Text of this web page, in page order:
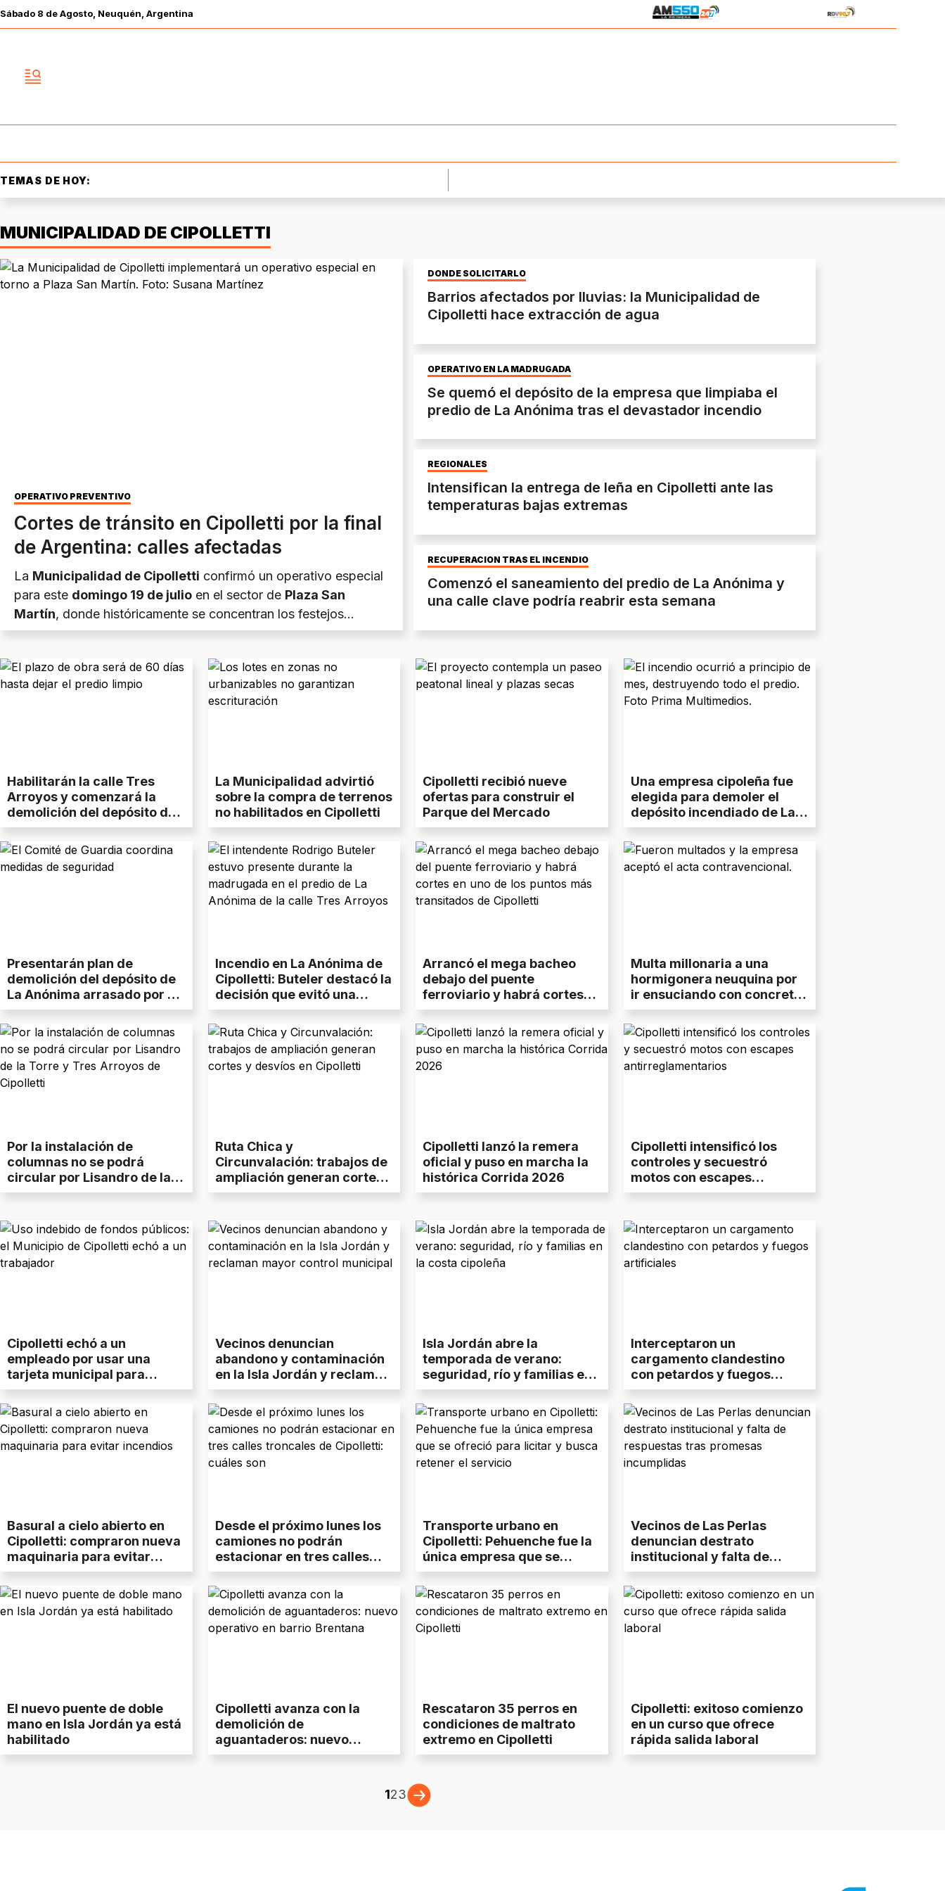
Sábado 8 deAgosto , Neuquén, Argentina
TEMAS DE HOY:
MUNICIPALIDAD DE CIPOLLETTI
OPERATIVO PREVENTIVO
Cortes de tránsito en Cipolletti por la final
de Argentina: calles afectadas
La Municipalidad de Cipolletti confirmó un operativo especial
para este domingo 19 de julio en el sector de Plaza San
Martín, donde históricamente se concentran los festejos
deportivos.
DÓNDE SOLICITARLO
Barrios afectados por lluvias: la Municipalidad de
Cipolletti hace extracción de agua
OPERATIVO EN LA MADRUGADA
Se quemó el depósito de la empresa que limpiaba el
predio de La Anónima tras el devastador incendio
REGIONALES
Intensifican la entrega de leña en Cipolletti ante las
temperaturas bajas extremas
RECUPERACIÓN TRAS EL INCENDIO
Comenzó el saneamiento del predio de La Anónima y
una calle clave podría reabrir esta semana
Habilitarán la calle Tres
Arroyos y comenzará la
demolición del depósito de
La Anónima que se incendió
La Municipalidad advirtió
sobre la compra de terrenos
no habilitados en Cipolletti
Cipolletti recibió nueve
ofertas para construir el
Parque del Mercado
Una empresa cipoleña fue
elegida para demoler el
depósito incendiado de La
Anónima : cuándo
comienzan
Presentarán plan de
demolición del depósito de
La Anónima arrasado por el
fuego
Incendio en La Anónima de
Cipolletti: Buteler destacó la
decisión que evitó una
tragedia
Arrancó el mega bacheo
debajo del puente
ferroviario y habrá cortes
en uno de los puntos más
transitados de Cipolletti
Multa millonaria a una
hormigonera neuquina por
ir ensuciando con concreto
las calles de Cipolletti
Por la instalación de
columnas no se podrá
circular por Lisandro de la
Torre y Tres Arroyos de
Ruta Chica y
Circunvalación: trabajos de
ampliación generan cortes
y desvíos en Cipolletti
Cipolletti lanzó la remera
oficial y puso en marcha la
histórica Corrida 2026
Cipolletti intensificó los
controles y secuestró
motos con escapes
antirreglamentarios
Cipolletti echó a un
empleado por usar una
tarjeta municipal para
cargar combustible
Vecinos denuncian
abandono y contaminación
en la Isla Jordán y reclaman
mayor control municipal
Isla Jordán abre la
temporada de verano:
seguridad, río y familias en
la costa cipoleña
Interceptaron un
cargamento clandestino
con petardos y fuegos
artificiales
Basural a cielo abierto en
Cipolletti: compraron nueva
maquinaria para evitar
incendios
Desde el próximo lunes los
camiones no podrán
estacionar en tres calles
troncales de Cipolletti:
cuáles son
Transporte urbano en
Cipolletti: Pehuenche fue la
única empresa que se
ofreció para licitar y busca
retener el servicio
Vecinos de Las Perlas
denuncian destrato
institucional y falta de
respuestas tras promesas
incumplidas
El nuevo puente de doble
mano en Isla Jordán ya está
habilitado
Cipolletti avanza con la
demolición de
aguantaderos: nuevo
operativo en barrio
Rescataron 35 perros en
condiciones de maltrato
extremo en Cipolletti
Cipolletti: exitoso comienzo
en un curso que ofrece
rápida salida laboral
123